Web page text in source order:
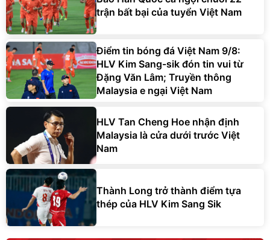
trận bất bại của tuyển Việt Nam
Điểm tin bóng đá Việt Nam 9/8:
HLV Kim Sang-sik đón tin vui từ
Đặng Văn Lâm; Truyền thông
Malaysia e ngại Việt Nam
HLV Tan Cheng Hoe nhận định
Malaysia là cửa dưới trước Việt
Nam
Thành Long trở thành điểm tựa
thép của HLV Kim Sang Sik